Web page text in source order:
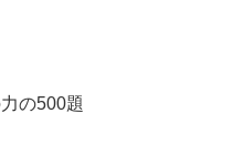
の500題